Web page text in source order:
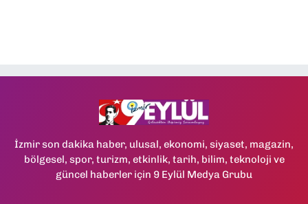
İzmir son dakika haber, ulusal, ekonomi, siyaset, magazin,
bölgesel, spor, turizm, etkinlik, tarih, bilim, teknoloji ve
güncel haberler için 9 Eylül Medya Grubu